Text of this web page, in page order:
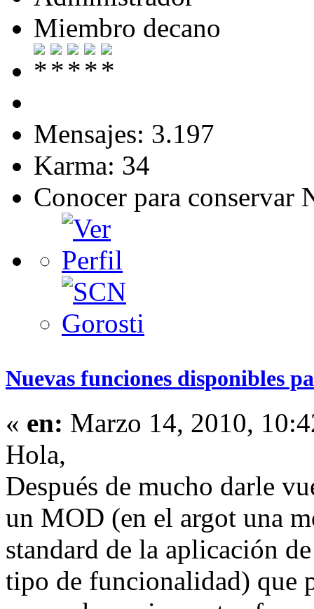
Miembro decano
Mensajes: 3.197
Karma: 34
Conocer para conservar
Nuevas funciones disponibles
« en: Marzo 14, 2010,
Hola,
Después de mucho darle
un MOD (en el argot una
standard de la aplicación
tipo de funcionalidad) que